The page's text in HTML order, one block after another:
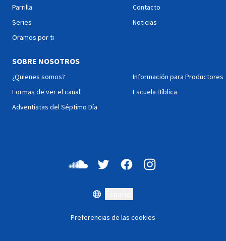
Parrilla
Series
Oramos por ti
Contacto
Noticias
SOBRE NOSOTROS
¿Quienes somos?
Formas de ver el canal
Adventistas del Séptimo Día
Información para Productores
Escuela Bíblica
Preferencias de las cookies